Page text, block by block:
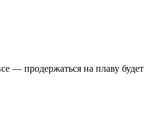
— продержаться на плаву будет